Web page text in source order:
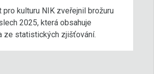
pro kulturu NIK zveřejnil brožuru
2025, která obsahuje
ze statistických zjišťování.